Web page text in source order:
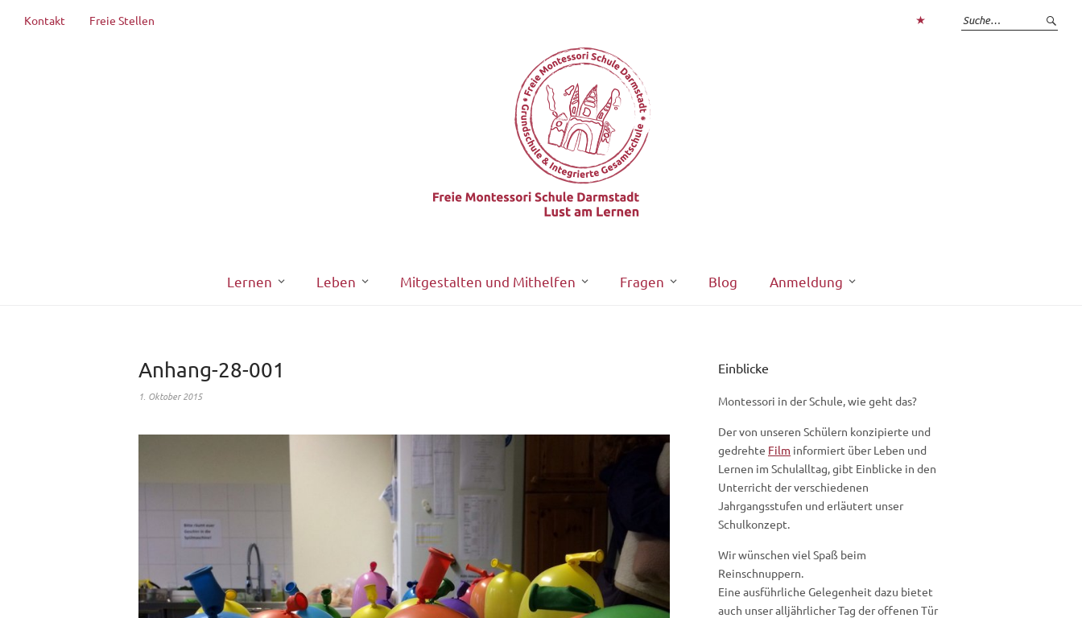
Kontakt
Freie Stellen
Lernen Leben Mitgestalten und Mithelfen Fragen Blog Anmeldung
Anhang-28-001
1. Oktober 2015
Einblicke
Montessori in der Schule, wie geht das?
Der von unseren Schülern konzipierte und
gedrehte Film informiert über Leben und
Lernen im Schulalltag, gibt Einblicke in den
Unterricht der verschiedenen
Jahrgangsstufen und erläutert unser
Schulkonzept.
Wir wünschen viel Spaß beim
Reinschnuppern.
Eine ausführliche Gelegenheit dazu bietet
auch unser alljährlicher Tag der offenen Tür